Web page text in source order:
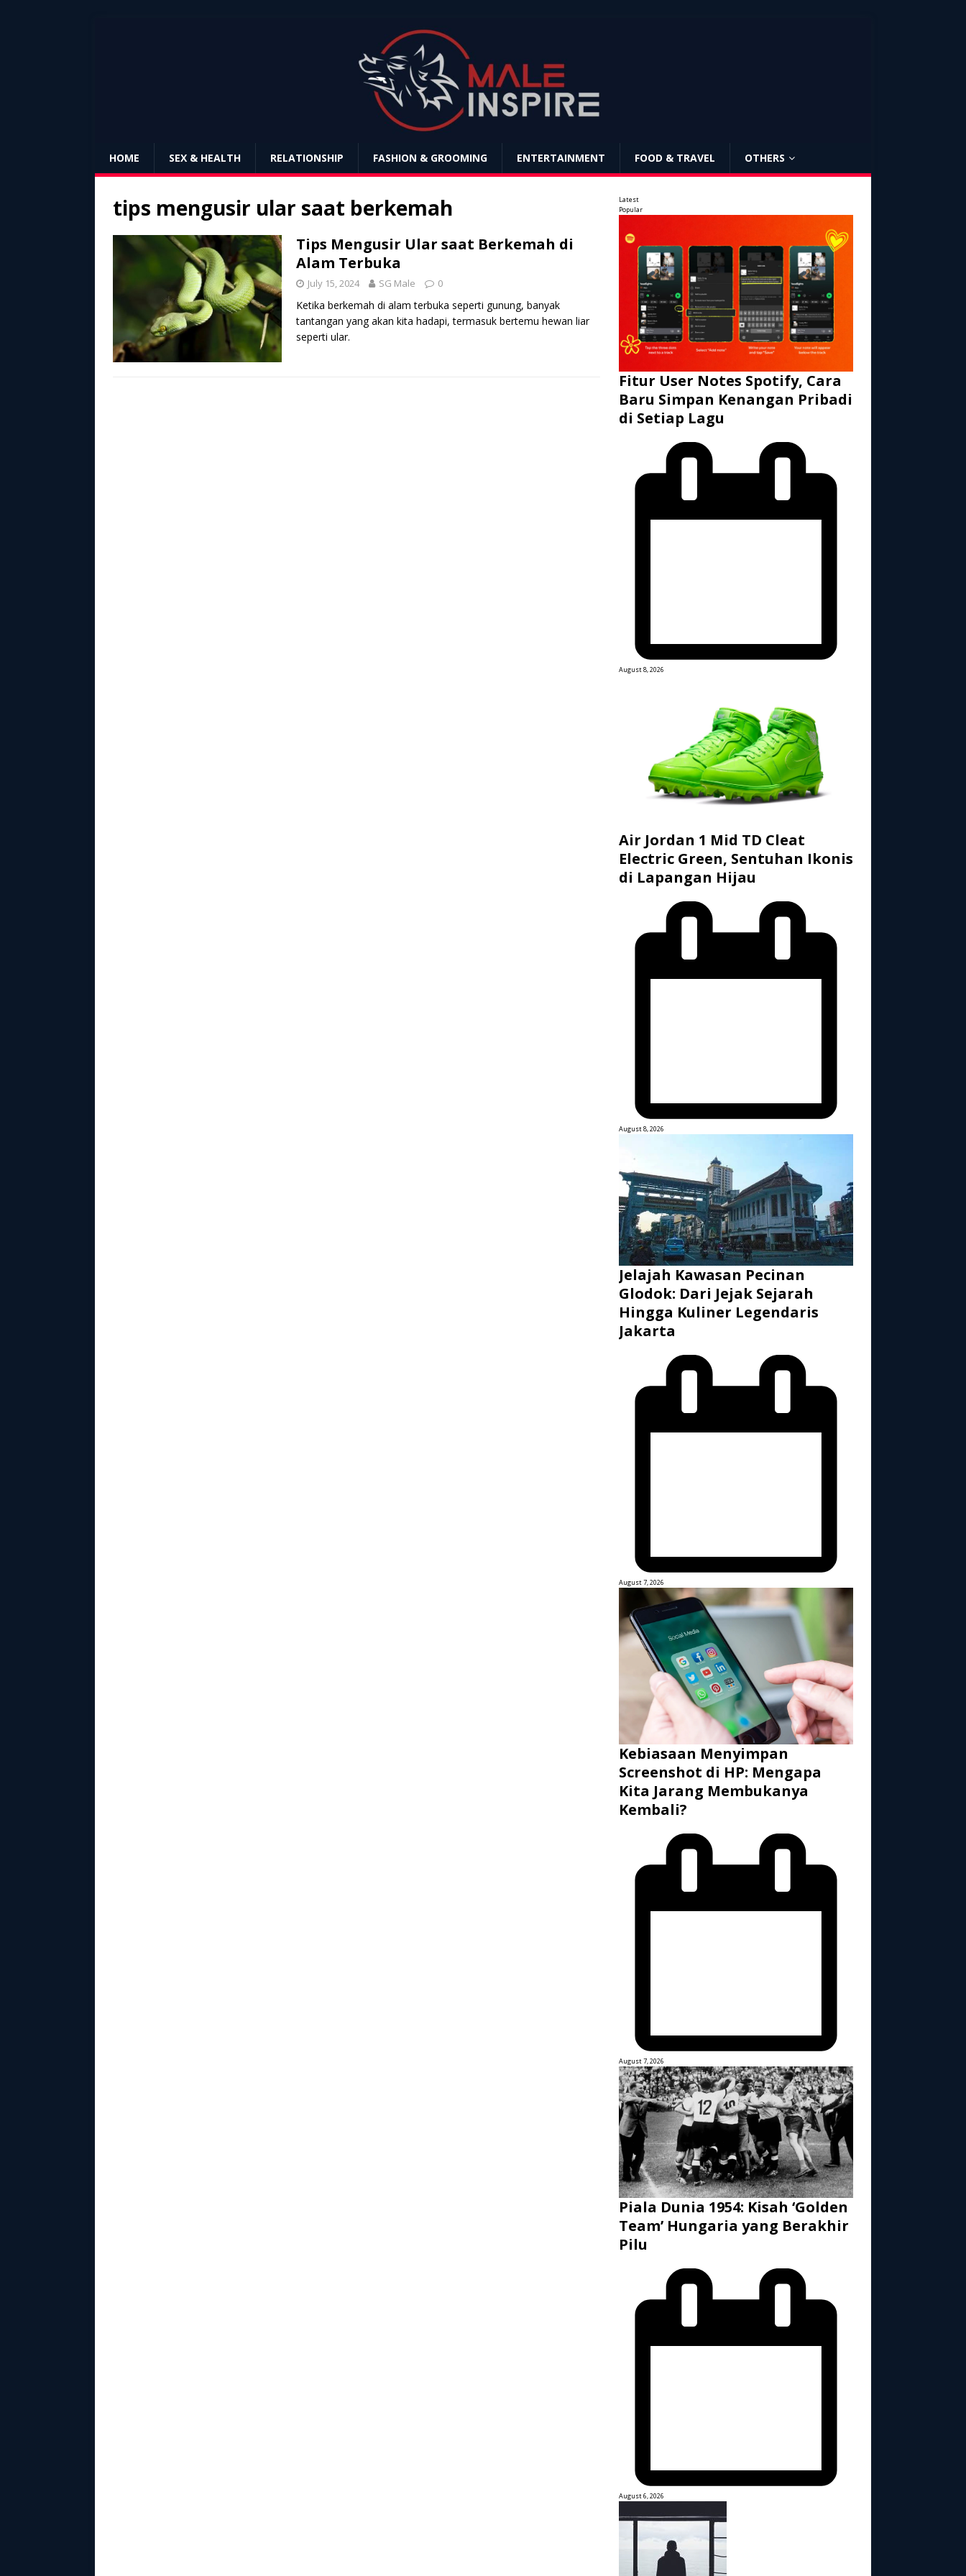
HOME SEX & HEALTH RELATIONSHIP FASHION & GROOMING ENTERTAINMENT FOOD & TRAVEL OTHERS
tips mengusir ular saat berkemah
Tips Mengusir Ular saat Berkemah di
Alam Terbuka
July 15, 2024 SG Male 0
Ketika berkemah di alam terbuka seperti gunung, banyak
tantangan yang akan kita hadapi, termasuk bertemu hewan liar
seperti ular.
Latest
Popular
Fitur User Notes Spotify, Cara
Baru Simpan Kenangan Pribadi
di Setiap Lagu
August 8, 2026
Air Jordan 1 Mid TD Cleat
Electric Green, Sentuhan Ikonis
di Lapangan Hijau
August 8, 2026
Jelajah Kawasan Pecinan
Glodok: Dari Jejak Sejarah
Hingga Kuliner Legendaris
Jakarta
August 7, 2026
Kebiasaan Menyimpan
Screenshot di HP: Mengapa
Kita Jarang Membukanya
Kembali?
August 7, 2026
Piala Dunia 1954: Kisah ‘Golden
Team’ Hungaria yang Berakhir
Pilu
August 6, 2026